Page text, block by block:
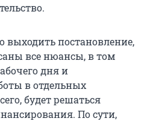
постановление,
все нюансы, в том
дня и
в отдельных
будет решаться
По сути,